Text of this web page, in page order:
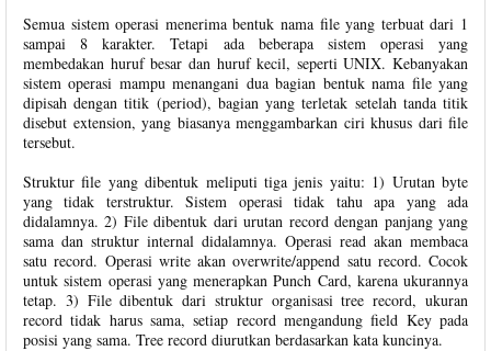
Semua sistem operasi menerima bentuk nama file yang terbuat dari 1
sampai 8 karakter. Tetapi ada beberapa sistem operasi yang
membedakan huruf besar dan huruf kecil, seperti UNIX. Kebanyakan
sistem operasi mampu menangani dua bagian bentuk nama file yang
dipisah dengan titik (period), bagian yang terletak setelah tanda titik
disebut extension, yang biasanya menggambarkan ciri khusus dari file
tersebut.
Struktur file yang dibentuk meliputi tiga jenis yaitu: 1) Urutan byte
yang tidak terstruktur. Sistem operasi tidak tahu apa yang ada
didalamnya. 2) File dibentuk dari urutan record dengan panjang yang
sama dan struktur internal didalamnya. Operasi read akan membaca
satu record. Operasi write akan overwrite/append satu record. Cocok
untuk sistem operasi yang menerapkan Punch Card, karena ukurannya
tetap. 3) File dibentuk dari struktur organisasi tree record, ukuran
record tidak harus sama, setiap record mengandung field Key pada
posisi yang sama. Tree record diurutkan berdasarkan kata kuncinya.